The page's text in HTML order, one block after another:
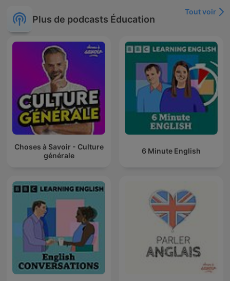
Plus de podcasts Éducation
Tout voir
Choses à Savoir - Culture
générale
6 Minute English